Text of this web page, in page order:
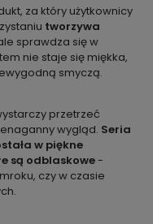
za który użytkownicy
tworzywa
sprawdza się w
nie staje się miękka,
smyczą.
przetrzeć
wygląd. Seria
w piękne
są odblaskowe-
czy w czasie